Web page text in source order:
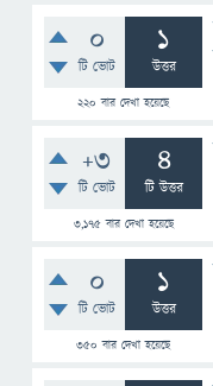
0
টি ভোট
1
উত্তর
220 বার দেখা হয়েছে
+3
টি ভোট
4
টি উত্তর
3,175বার দেখা হয়েছে
0
টি ভোট
1
উত্তর
350 বার দেখা হয়েছে